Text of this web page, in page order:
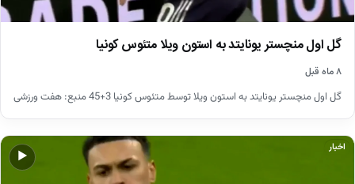
گل اول منچستر یونایتد به استون ویلا متئوس کونیا
۸ ماه قبل
گل اول منچستر یونایتد به استون ویلا توسط متئوس کونیا 3+45 منبع: هفت ورزشی
▶
اخبار